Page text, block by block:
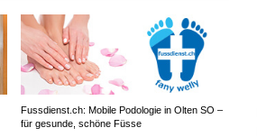
Fussdienst.ch: Mobile Podologie in Olten SO –
für gesunde, schöne Füsse